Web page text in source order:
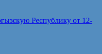
Республику от 12-